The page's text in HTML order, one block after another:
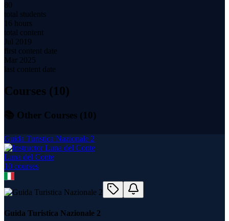
80
total students
16 hours
total content
Jul 2019
first content date
Mar 2025
last content date
Courses (10)
📚 Other Courses (10)
Guida Turistica Nazionale 2
Luna del Conte
10 courses
Guida Turistica Nazionale 2